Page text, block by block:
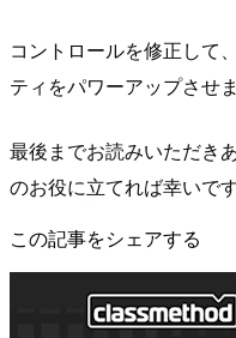
コントロールを修正して
ティをパワーアップさせ
最後までお読みいただき
のお役に立てれば幸いです
この記事をシェアする